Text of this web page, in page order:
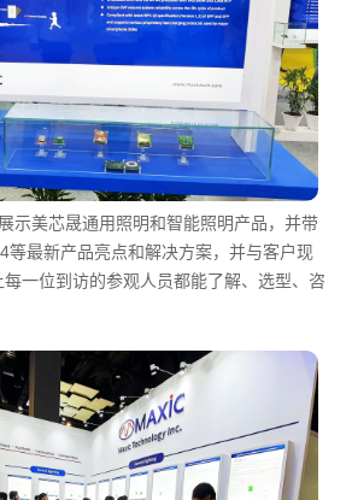
示美芯晟通用照明和智能照明产品，并带
等最新产品亮点和解决方案，并与客户现
一位到访的参观人员都能了解、选型、咨